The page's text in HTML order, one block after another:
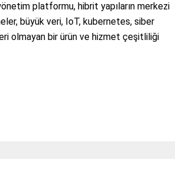
platformu, hibrit yapıların merkezi
büyük veri, IoT, kubernetes, siber
olmayan bir ürün ve hizmet çeşitliliği